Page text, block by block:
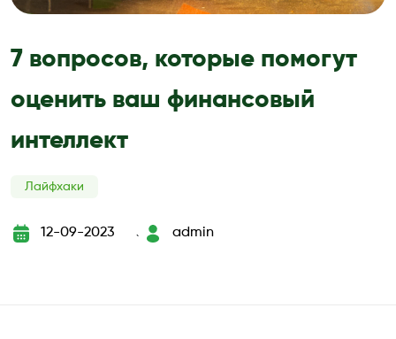
7 вопросов, которые помогут
оценить ваш финансовый
интеллект
Лайфхаки
12-09-2023
`
admin